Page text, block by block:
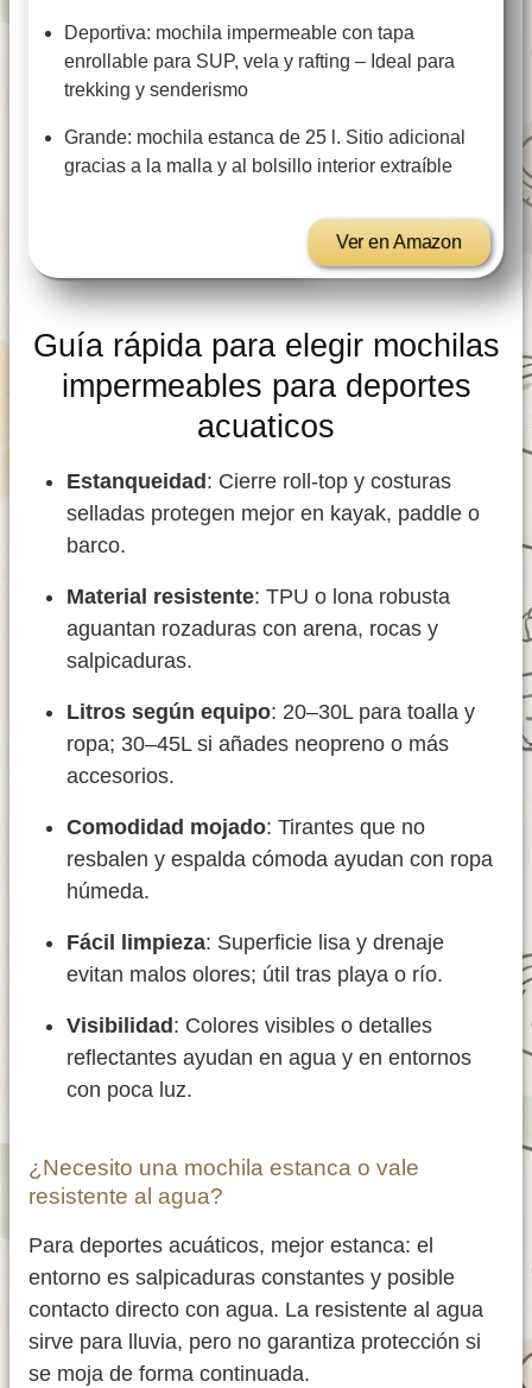
Deportiva: mochila impermeable con tapa
enrollable para SUP, vela y rafting – Ideal para
trekking y senderismo
Grande: mochila estanca de 25 l. Sitio adicional
gracias a la malla y al bolsillo interior extraíble
Ver en Amazon
Guía rápida para elegir mochilas
impermeables para deportes
acuaticos
Estanqueidad: Cierre roll-top y costuras
selladas protegen mejor en kayak, paddle o
barco.
Material resistente: TPU o lona robusta
aguantan rozaduras con arena, rocas y
salpicaduras.
Litros según equipo: 20–30L para toalla y
ropa; 30–45L si añades neopreno o más
accesorios.
Comodidad mojado: Tirantes que no
resbalen y espalda cómoda ayudan con ropa
húmeda.
Fácil limpieza: Superficie lisa y drenaje
evitan malos olores; útil tras playa o río.
Visibilidad: Colores visibles o detalles
reflectantes ayudan en agua y en entornos
con poca luz.
¿Necesito una mochila estanca o vale
resistente al agua?
Para deportes acuáticos, mejor estanca: el
entorno es salpicaduras constantes y posible
contacto directo con agua. La resistente al agua
sirve para lluvia, pero no garantiza protección si
se moja de forma continuada.